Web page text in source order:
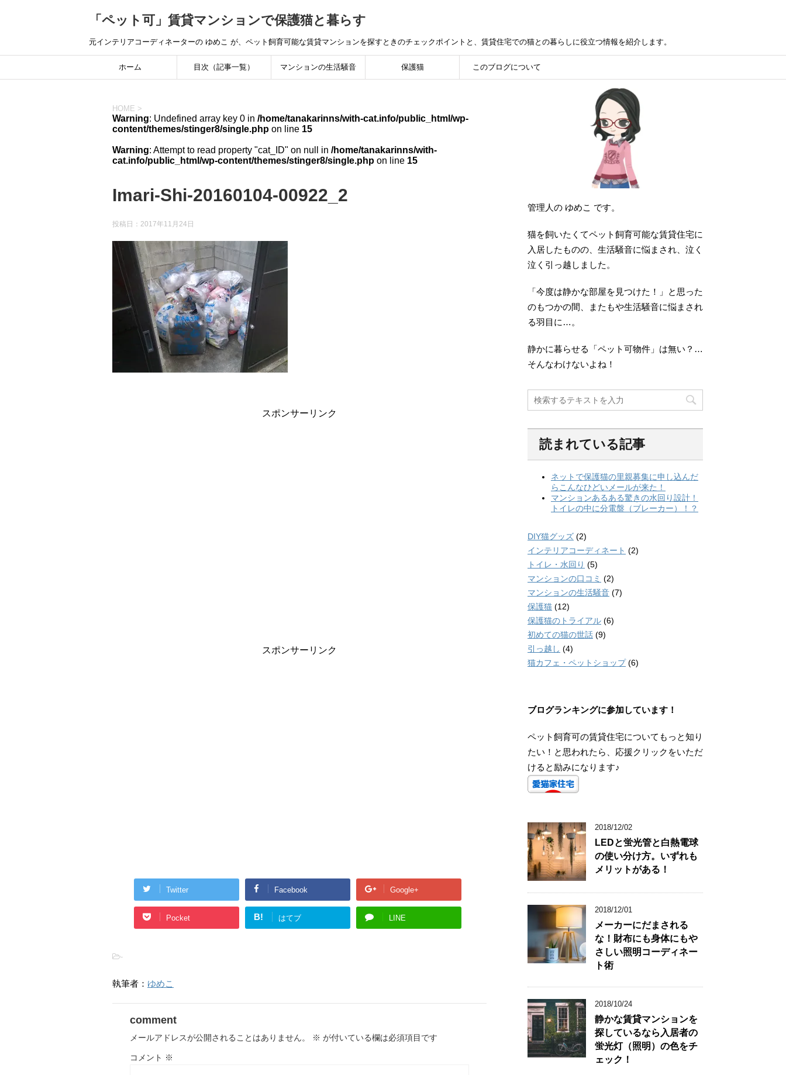
「ペット可」賃貸マンションで保護猫と暮らす
元インテリアコーディネーターの ゆめこ が、ペット飼育可能な賃貸マンションを探すときのチェックポイントと、賃貸住宅での猫との暮らしに役立つ情報を紹介します。
ホーム 目次（記事一覧） マンションの生活騒音 保護猫 このブログについて
HOME >
Warning: Undefined array key 0 in /home/tanakarinns/with-cat.info/public_html/wp-
content/themes/stinger8/single.php on line 15
Warning: Attempt to read property "cat_ID" on null in /home/tanakarinns/with-
cat.info/public_html/wp-content/themes/stinger8/single.php on line 15
Imari-Shi-20160104-00922_2
投稿日： 2017年11月24日
スポンサーリンク
スポンサーリンク
Twitter Facebook Google+
Pocket B! はてブ LINE
-
執筆者： ゆめこ
comment
メールアドレスが公開されることはありません。 ※ が付いている欄は必須項目です
コメント ※
管理人の ゆめこ です。
猫を飼いたくてペット飼育可能な賃貸住宅に
入居したものの、生活騒音に悩まされ、泣く
泣く引っ越しました。
「今度は静かな部屋を見つけた！」と思った
のもつかの間、またもや生活騒音に悩まされ
る羽目に…。
静かに暮らせる「ペット可物件」は無い？…
そんなわけないよね！
読まれている記事
DIY猫グッズ (2)
インテリアコーディネート (2)
トイレ・水回り (5)
マンションの口コミ (2)
マンションの生活騒音 (7)
保護猫 (12)
保護猫のトライアル (6)
初めての猫の世話 (9)
引っ越し (4)
猫カフェ・ペットショップ(6)
ブログランキングに参加しています！
ペット飼育可の賃貸住宅についてもっと知り
たい！と思われたら、応援クリックをいただ
けると励みになります♪
2018/12/02
LEDと蛍光管と白熱電球
の使い分け方。いずれも
メリットがある！
2018/12/01
メーカーにだまされる
な！財布にも身体にもや
さしい照明コーディネー
ト術
2018/10/24
静かな賃貸マンションを
探しているなら入居者の
蛍光灯（照明）の色をチ
ェック！